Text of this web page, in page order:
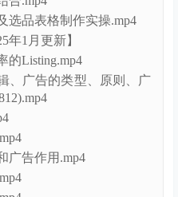
如何写一个高转化率的
化率分析、广告基础知
变体广告打法、广告常见
阶型广告打法策略.mp4